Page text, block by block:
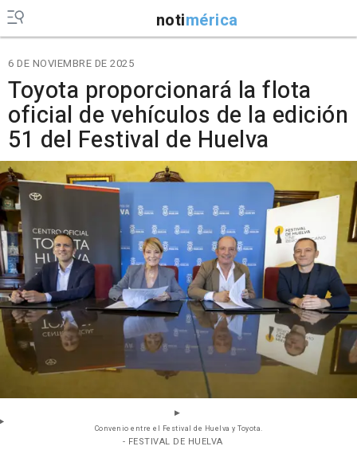
notimérica
6 DE NOVIEMBRE DE 2025
Toyota proporcionará la flota
oficial de vehículos de la edición
51 del Festival de Huelva
Convenio entre el Festival de Huelva y Toyota.
- FESTIVAL DE HUELVA